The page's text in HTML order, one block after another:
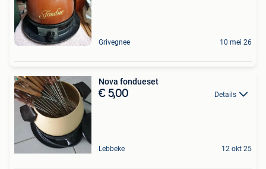
Grivegnee 10 mei 26
Nova fondueset
€ 5,00 Details
Lebbeke 12 okt 25